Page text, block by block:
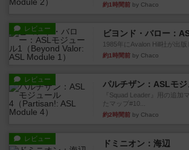
約1時間前 by Chaco
レビュー ビヨンド・バロー：
1985年にAvalon Hill社が出版
約1時間前 by Chaco
レビュー パルチザン：ASLモ
『Squad Leader』用の追加
たマップ#10...
約2時間前 by Chaco
レビュー ドミニオン：海辺